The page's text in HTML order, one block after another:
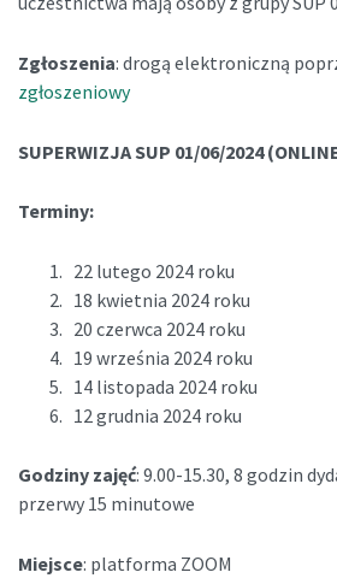
Zgłoszenia: drogą elektroniczną
zgłoszeniowy
SUPERWIZJA SUP 01/06/2024
Terminy:
22 lutego 2024 roku
18 kwietnia 2024 roku
20 czerwca 2024 roku
19 września 2024 roku
14 listopada 2024 roku
12 grudnia 2024 roku
Godziny zajęć: 9.00-15.30, 8 godzin
przerwy 15 minutowe
Miejsce: platforma ZOOM